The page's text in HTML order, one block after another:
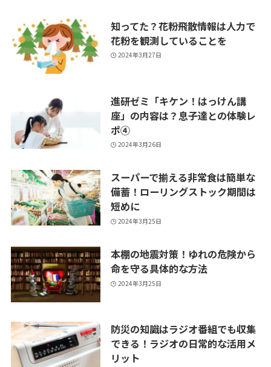
知ってた？花粉飛散情報は人力で
花粉を観測していることを
2024年3月27日
進研ゼミ「キケン！はっけん講
座」の内容は？息子達との体験レ
ポ④
2024年3月26日
スーパーで揃える非常食は簡単な
備蓄！ローリングストック期間は
短めに
2024年3月25日
本棚の地震対策！ゆれの危険から
命を守る具体的な方法
2024年3月25日
防災の知識はラジオ番組でも収集
できる！ラジオの日常的な活用メ
リット